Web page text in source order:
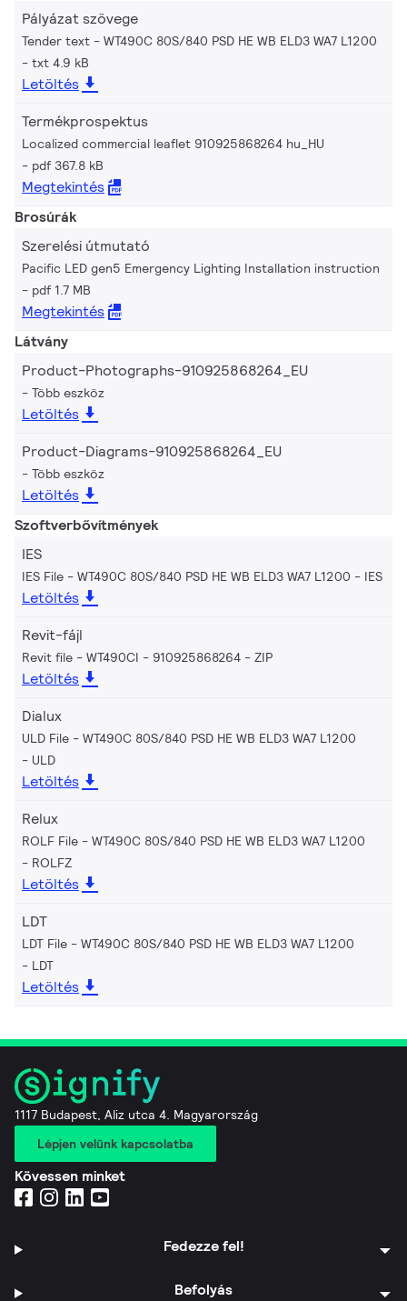
Pályázat szövege
Tender text - WT490C 80S/840 PSD HE WB ELD3 WA7 L1200
txt 4.9 kB
Letöltés
Termékprospektus
Localized commercial leaflet 910925868264 hu_HU
pdf 367.8 kB
Megtekintés
Brosúrák
Szerelési útmutató
Pacific LED gen5 Emergency Lighting Installation instruction
pdf 1.7 MB
Megtekintés
Látvány
Product-Photographs-910925868264_EU
Több eszköz
Letöltés
Product-Diagrams-910925868264_EU
Több eszköz
Letöltés
Szoftverbővítmények
IES
IES File - WT490C 80S/840 PSD HE WB ELD3 WA7 L1200 IES
Letöltés
Revit-fájl
Revit file - WT490CI - 910925868264 ZIP
Letöltés
Dialux
ULD File - WT490C 80S/840 PSD HE WB ELD3 WA7 L1200
ULD
Letöltés
Relux
ROLF File - WT490C 80S/840 PSD HE WB ELD3 WA7 L1200
ROLFZ
Letöltés
LDT
LDT File - WT490C 80S/840 PSD HE WB ELD3 WA7 L1200
LDT
Letöltés
1117 Budapest, Aliz utca 4. Magyarország
Lépjen velünk kapcsolatba
Kövessen minket
Fedezze fel!
Befolyás